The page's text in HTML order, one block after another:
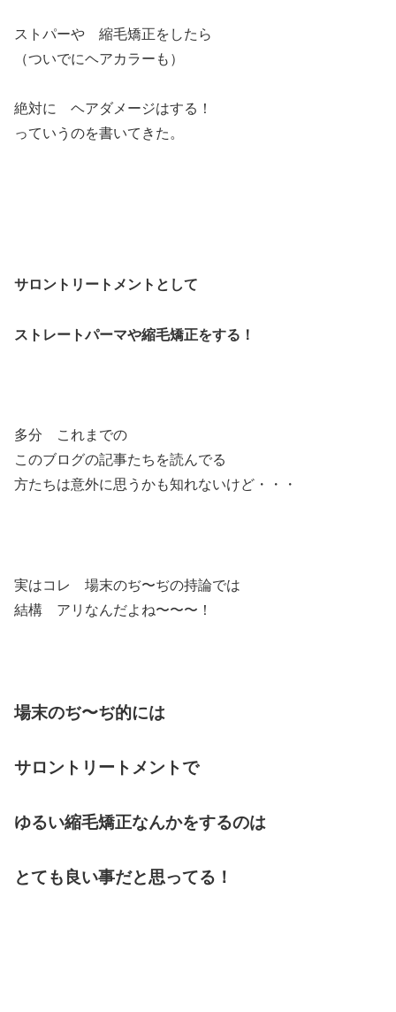
ストパーや 縮毛矯正をしたら
（ついでにヘアカラーも）
絶対に ヘアダメージはする！
っていうのを書いてきた。
サロントリートメントとして
ストレートパーマや縮毛矯正をする！
多分 これまでの
このブログの記事たちを読んでる
方たちは意外に思うかも知れないけど・・・
実はコレ 場末のぢ〜ぢの持論では
結構 アリなんだよね〜〜〜！
場末のぢ〜ぢ的には
サロントリートメントで
ゆるい縮毛矯正なんかをするのは
とても良い事だと思ってる！